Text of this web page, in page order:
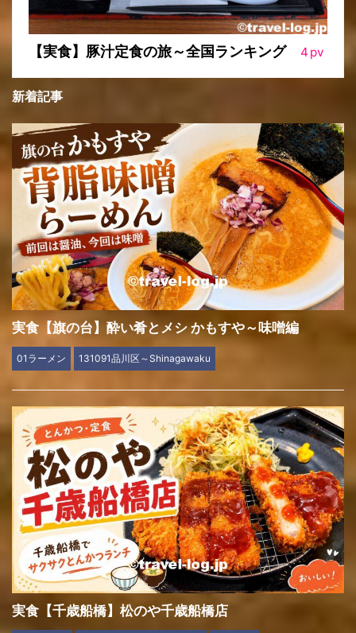
【実食】豚汁定食の旅～全国ランキング 4 pv
新着記事
実食【旗の台】酔い肴とメシ かもすや～味噌編
01ラーメン 131091品川区～Shinagawaku
実食【千歳船橋】松のや千歳船橋店